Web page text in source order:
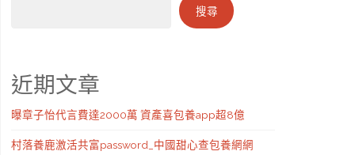
搜尋
近期文章
曝章子怡代言費達2000萬 資產喜包養app超8億
村落養鹿激活共富password_中國甜心查包養網網